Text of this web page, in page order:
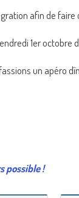
afin de
1er octobre
un apéro
possible !